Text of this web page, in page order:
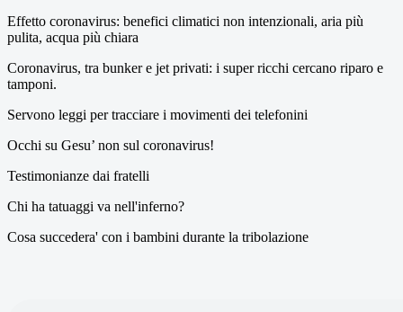
Effetto coronavirus: benefici climatici non intenzionali, aria più
pulita, acqua più chiara
Coronavirus, tra bunker e jet privati: i super ricchi cercano riparo e
tamponi.
Servono leggi per tracciare i movimenti dei telefonini
Occhi su Gesu’ non sul coronavirus!
Testimonianze dai fratelli
Chi ha tatuaggi va nell'inferno?
Cosa succedera' con i bambini durante la tribolazione